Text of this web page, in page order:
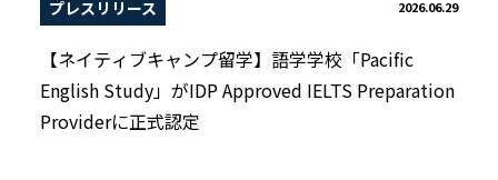
プレスリリース 2026.06.29
【ネイティブキャンプ留学】語学学校「Pacific
English Study」がIDP Approved IELTS Preparation
Providerに正式認定